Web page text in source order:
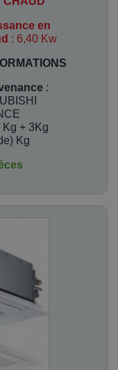
en
: 6,40 Kw
:
Kg + 3Kg
Kg